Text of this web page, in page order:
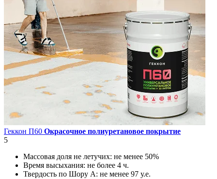
Геккон П60 Окрасочное полиуретановое покрытие
5
Массовая доля не летучих: не менее 50%
Время высыхания: не более 4 ч.
Твердость по Шору А: не менее 97 у.е.